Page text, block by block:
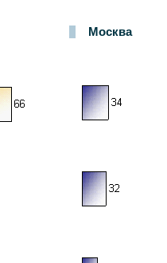
Москва